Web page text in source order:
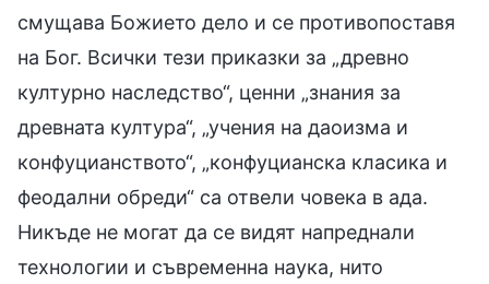
смущава Божието дело и се противопоставя
на Бог. Всички тези приказки за „древно
културно наследство“, ценни „знания за
древната култура“, „учения на даоизма и
конфуцианството“, „конфуцианска класика и
феодални обреди“ са отвели човека в ада.
Никъде не могат да се видят напреднали
технологии и съвременна наука, нито